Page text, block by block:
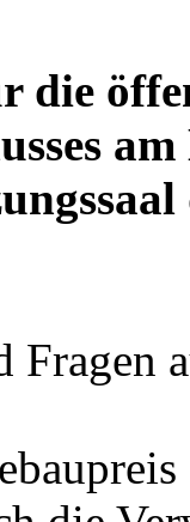
die
Fragen